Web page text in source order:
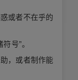
或者不在乎的
号”。
，或者制作能